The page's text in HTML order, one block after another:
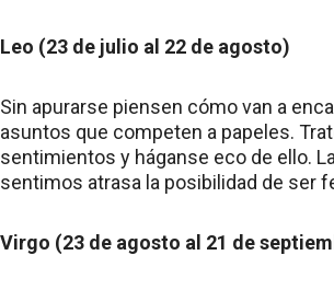
Leo (23 de julio al 22 de agosto)
Sin apurarse piensen cómo van a
asuntos que competen a papeles.
sentimientos y háganse eco de ello.
sentimos atrasa la posibilidad de ser
Virgo (23 de agosto al 21 de